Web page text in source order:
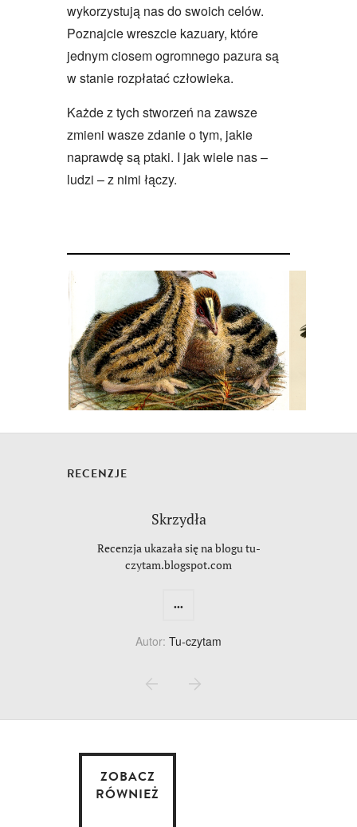
wykorzystują nas do swoich celów.
Poznajcie wreszcie kazuary, które
jednym ciosem ogromnego pazura są
w stanie rozpłatać człowieka.
Każde z tych stworzeń na zawsze
zmieni wasze zdanie o tym, jakie
naprawdę są ptaki. I jak wiele nas –
ludzi – z nimi łączy.
RECENZJE
Skrzydła
Recenzja ukazała się na blogu tu-
czytam.blogspot.com
...
Autor: Tu-czytam
ZOBACZ
RÓWNIEŻ